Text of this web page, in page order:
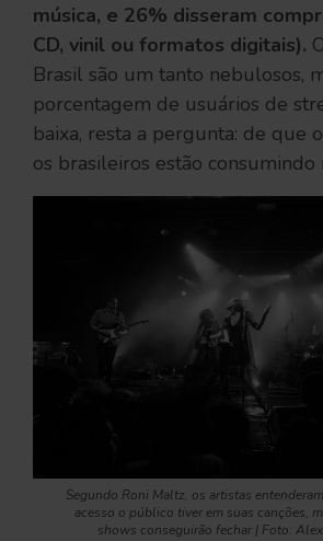
música, e 26% disseram
CD, vinil ou formatos digitais).
Brasil são um tanto nebulosos,
porcentagem de usuários de
baixa, resta a pergunta: de que
os brasileiros estão consumindo
Segundo Roni Maltz, os artistas
acesso o público tiver em suas canções,
shows conseguirão fechar | Foto: